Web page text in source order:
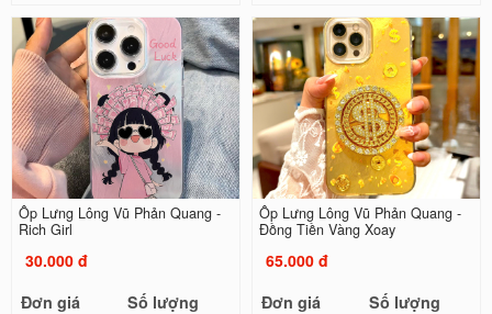
Ốp Lưng Lông Vũ Phản Quang -
Rich Girl
30.000 đ
Đơn giá
Số lượng
Ốp Lưng Lông Vũ Phản Quang -
Đồng Tiền Vàng Xoay
65.000 đ
Đơn giá
Số lượng